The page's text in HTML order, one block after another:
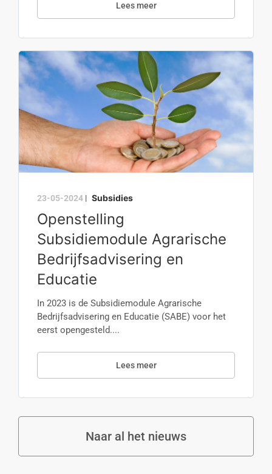
Lees meer
23-05-2024 | Subsidies
Openstelling
Subsidiemodule Agrarische
Bedrijfsadvisering en
Educatie
In 2023 is de Subsidiemodule Agrarische
Bedrijfsadvisering en Educatie (SABE) voor het
eerst opengesteld....
Lees meer
Naar al het nieuws